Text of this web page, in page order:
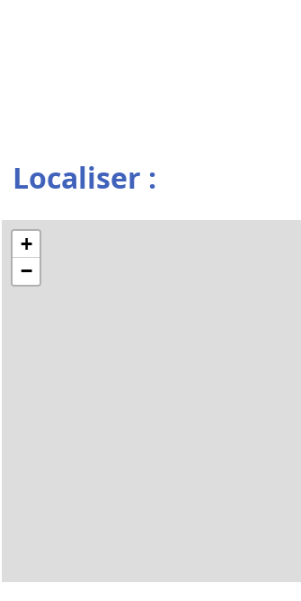
Localiser :
+
−